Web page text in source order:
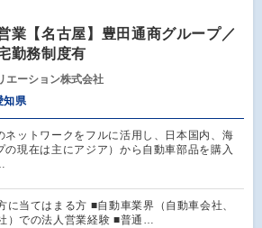
業【名古屋】豊田通商グループ／
勤務制度有
エーション株式会社
知県
ネットワークをフルに活用し、日本国内、海
の現在は主にアジア）から自動車部品を購入
に当てはまる方 ■自動車業界（自動車会社、
）での法人営業経験 ■普通…